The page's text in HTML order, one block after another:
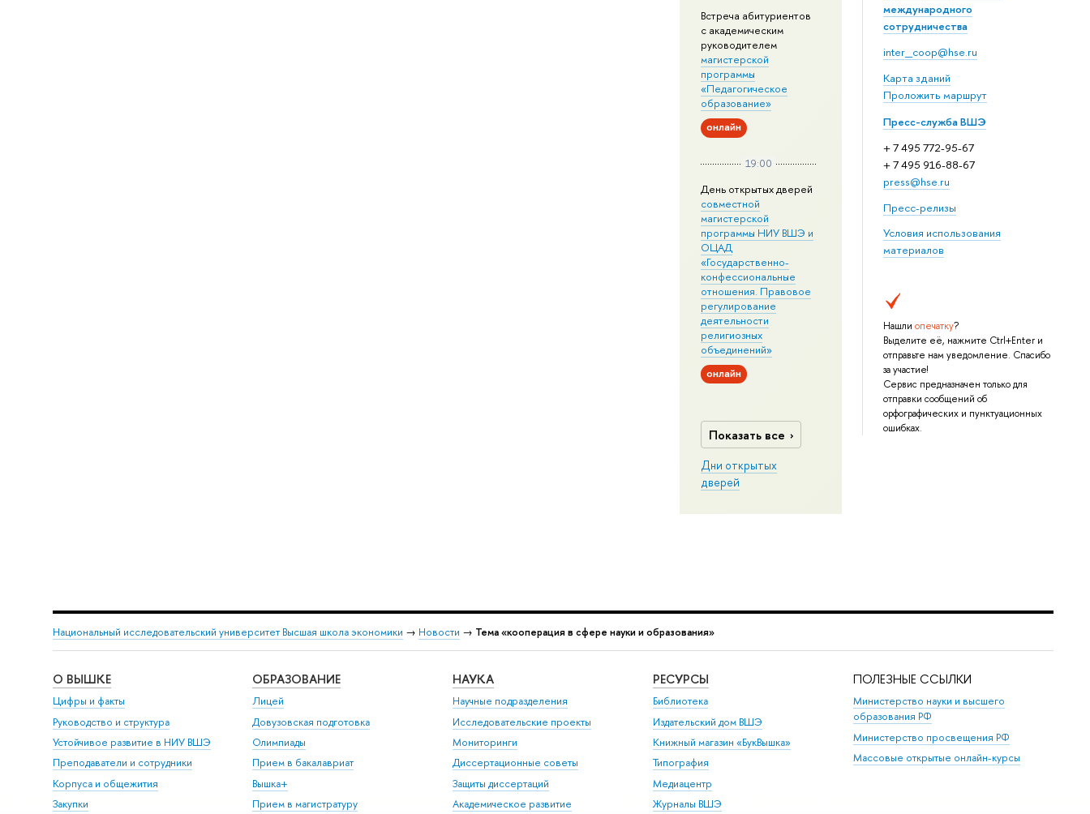
международного
сотрудничества
inter_coop@hse.ru
Карта зданий
Проложить маршрут
Пресс-служба ВШЭ
+ 7 495 772-95-67
+ 7 495 916-88-67
press@hse.ru
Пресс-релизы
Условия использования
материалов
Нашли опечатку?
Выделите её, нажмите Ctrl+Enter и
отправьте нам уведомление. Спасибо
за участие!
Сервис предназначен только для
отправки сообщений об
орфографических и пунктуационных
ошибках.
Встреча абитуриентов
с академическим
руководителем
магистерской
программы
«Педагогическое
образование»
онлайн
19:00
День открытых дверей
совместной
магистерской
программы НИУ ВШЭ и
ОЦАД
«Государственно-
конфессиональные
отношения. Правовое
регулирование
деятельности
религиозных
объединений»
онлайн
Показать все
Дни открытых
дверей
Национальный исследовательский университет Высшая школа экономики → Новости → Тема «кооперация в сфере науки и образования»
О ВЫШКЕ
Цифры и факты
Руководство и структура
Устойчивое развитие в НИУ ВШЭ
Преподаватели и сотрудники
Корпуса и общежития
Закупки
ОБРАЗОВАНИЕ
Лицей
Довузовская подготовка
Олимпиады
Прием в бакалавриат
Вышка+
Прием в магистратуру
НАУКА
Научные подразделения
Исследовательские проекты
Мониторинги
Диссертационные советы
Защиты диссертаций
Академическое развитие
РЕСУРСЫ
Библиотека
Издательский дом ВШЭ
Книжный магазин «БукВышка»
Типография
Медиацентр
Журналы ВШЭ
ПОЛЕЗНЫЕ ССЫЛКИ
Министерство науки и высшего
образования РФ
Министерство просвещения РФ
Массовые открытые онлайн-курсы